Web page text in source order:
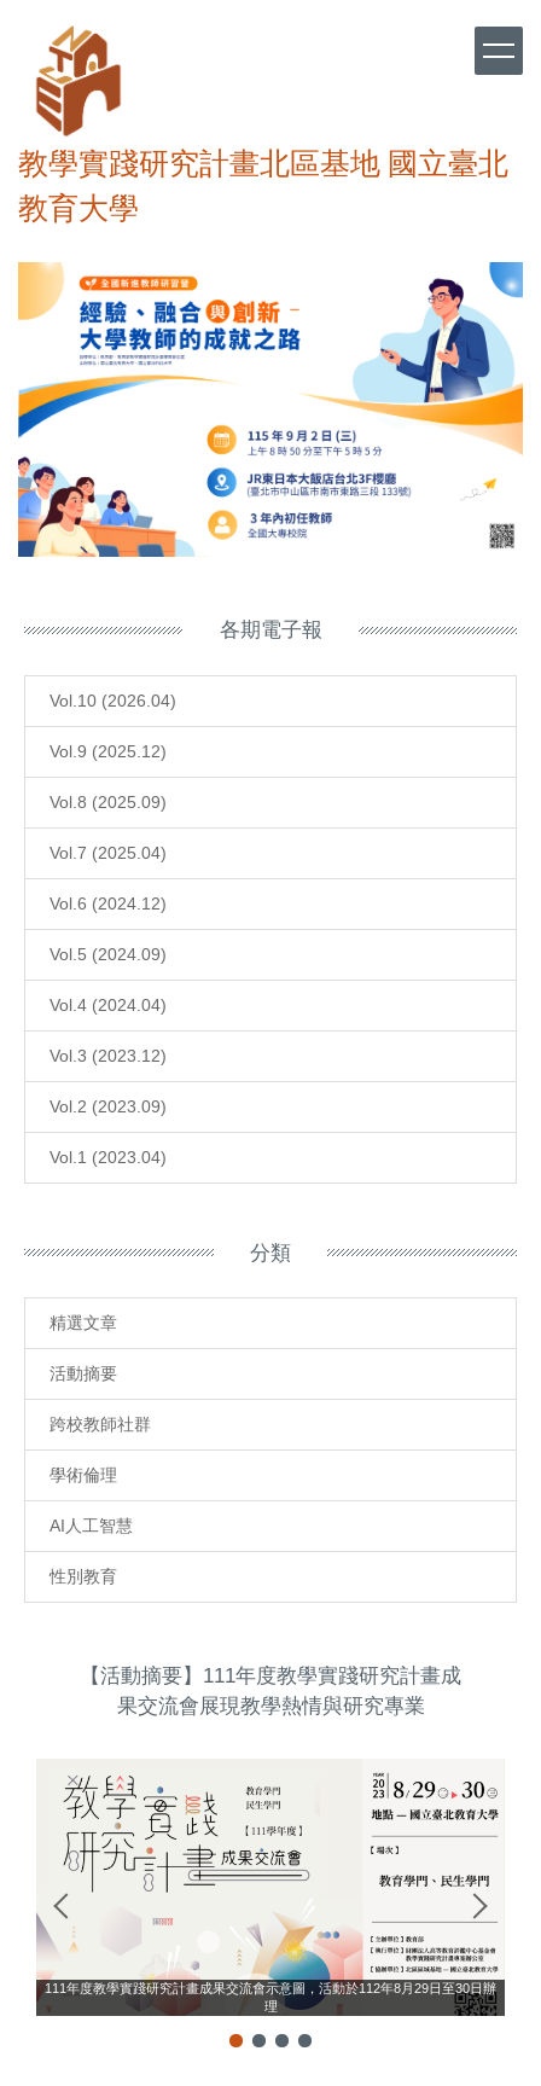
區
教學實踐研究計畫北區基地 國立臺北
教育大學
各期電子報
Vol.10 (2026.04)
Vol.9 (2025.12)
Vol.8 (2025.09)
Vol.7 (2025.04)
Vol.6 (2024.12)
Vol.5 (2024.09)
Vol.4 (2024.04)
Vol.3 (2023.12)
Vol.2 (2023.09)
Vol.1 (2023.04)
分類
精選文章
活動摘要
跨校教師社群
學術倫理
AI人工智慧
性別教育
【活動摘要】111年度教學實踐研究計畫成
果交流會展現教學熱情與研究專業
111年度教學實踐研究計畫成果交流會示意圖，活動於112年8月29日至30日辦
理